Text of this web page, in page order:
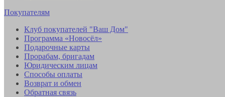
Покупателям
Клуб покупателей "Ваш Дом"
Программа «Новосёл»
Подарочные карты
Прорабам, бригадам
Юридическим лицам
Способы оплаты
Возврат и обмен
Обратная связь